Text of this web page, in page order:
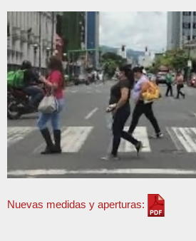
Nuevas medidas y aperturas: